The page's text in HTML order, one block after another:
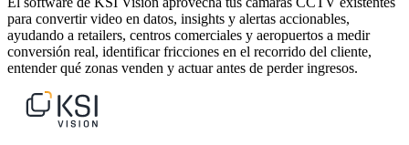
para convertir video en datos, insights y alertas accionables,
ayudando a retailers, centros comerciales y aeropuertos a medir
conversión real, identificar fricciones en el recorrido del cliente,
entender qué zonas venden y actuar antes de perder ingresos.